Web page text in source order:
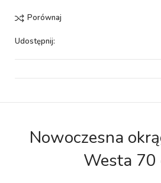
Porównaj
Udostępnij:
Nowoczesna
Westa 70